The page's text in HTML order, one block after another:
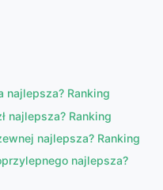
najlepsza? Ranking
najlepsza? Ranking
najlepsza? Ranking
najlepsza?